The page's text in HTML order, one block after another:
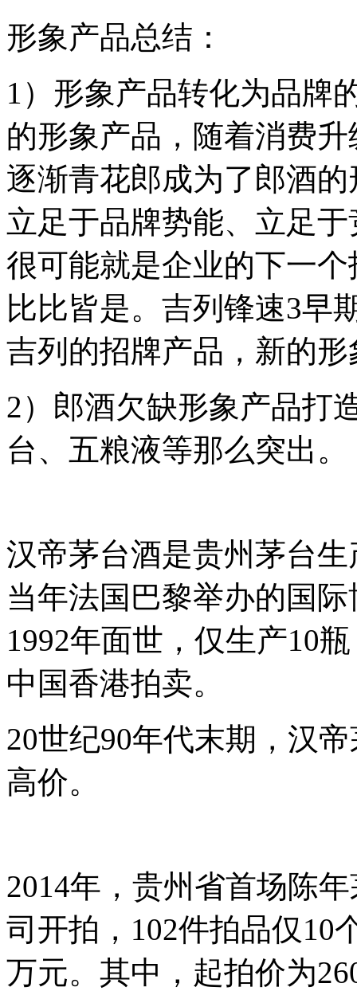
形象产品总结：
1）形象产品转化为品牌
的形象产品，随着消费
逐渐青花郎成为了郎酒
立足于品牌势能、立足
很可能就是企业的下一
比比皆是。吉列锋速3早
吉列的招牌产品，新的
2）郎酒欠缺形象产品打
台、五粮液等那么突出。
汉帝茅台酒是贵州茅台
当年法国巴黎举办的国
1992年面世，仅生产10
中国香港拍卖。
20世纪90年代末期，汉
高价。
2014年，贵州省首场陈
司开拍，102件拍品仅10
万元。其中，起拍价为